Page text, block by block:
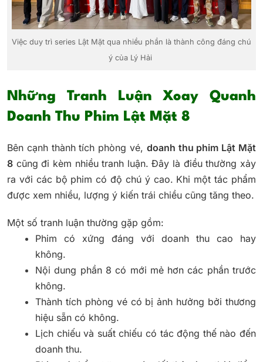
Việc duy trì series Lật Mặt qua nhiều phần là thành công đáng chú
ý của Lý Hải
Những Tranh Luận Xoay Quanh
Doanh Thu Phim Lật Mặt 8
Bên cạnh thành tích phòng vé, doanh thu phim Lật Mặt
8 cũng đi kèm nhiều tranh luận. Đây là điều thường xảy
ra với các bộ phim có độ chú ý cao. Khi một tác phẩm
được xem nhiều, lượng ý kiến trái chiều cũng tăng theo.
Một số tranh luận thường gặp gồm:
Phim có xứng đáng với doanh thu cao hay
không.
Nội dung phần 8 có mới mẻ hơn các phần trước
không.
Thành tích phòng vé có bị ảnh hưởng bởi thương
hiệu sẵn có không.
Lịch chiếu và suất chiếu có tác động thế nào đến
doanh thu.